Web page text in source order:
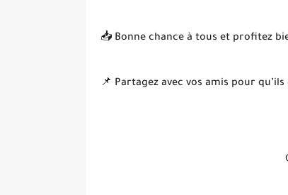
📥 Bonne chance à tous et profitez
📌 Partagez avec vos amis pour